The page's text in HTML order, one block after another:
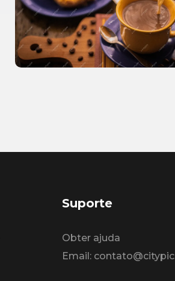
Suporte
Obter ajuda
Email: